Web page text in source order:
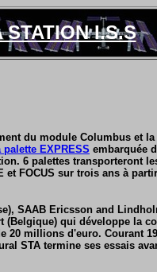
STATION I.S.S
du module Columbus et la
palette EXPRESS embarquée
6 palettes transporteront
et FOCUS sur trois ans à
SAAB Ericsson and
(Belgique) qui développe la
20 millions d'euro. Courant
STA termine ses essais